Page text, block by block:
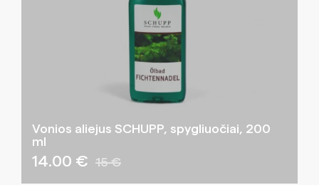
Vonios aliejus SCHUPP, spygliuočiai, 200
ml
14.00 € 15 €